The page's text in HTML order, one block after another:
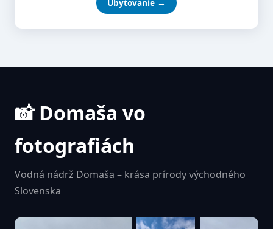
Ubytovanie →
📸 Domaša vo
fotografiách
Vodná nádrž Domaša – krása prírody východného
Slovenska